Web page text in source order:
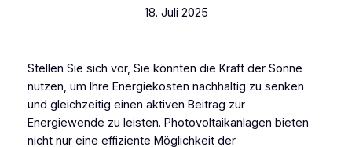
18. Juli 2025
Stellen Sie sich vor, Sie könnten die Kraft der Sonne
nutzen, um Ihre Energiekosten nachhaltig zu senken
und gleichzeitig einen aktiven Beitrag zur
Energiewende zu leisten. Photovoltaikanlagen bieten
nicht nur eine effiziente Möglichkeit der